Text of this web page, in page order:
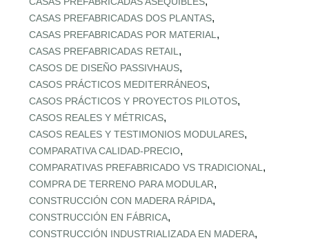
CASAS PREFABRICADAS DOS PLANTAS,
CASAS PREFABRICADAS POR MATERIAL ,
CASAS PREFABRICADAS RETAIL ,
CASOS DE DISEÑO PASSIVHAUS,
CASOS PRÁCTICOS MEDITERRÁNEOS,
CASOS PRÁCTICOS Y PROYECTOS PILOTOS,
CASOS REALES Y MÉTRICAS,
CASOS REALES Y TESTIMONIOS MODULARES,
COMPARATIVA CALIDAD‑PRECIO,
COMPARATIVAS PREFABRICADO VS TRADICIONAL ,
COMPRA DE TERRENO PARA MODULAR,
CONSTRUCCIÓN CON MADERA RÁPIDA,
CONSTRUCCIÓN EN FÁBRICA,
CONSTRUCCIÓN INDUSTRIALIZADA EN MADERA,